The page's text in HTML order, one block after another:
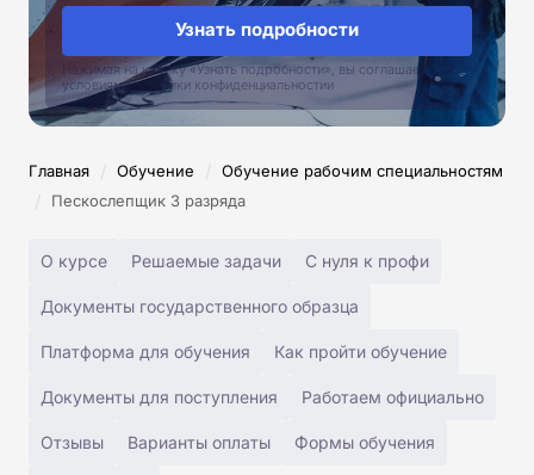
Узнать подробности
Нажимая на кнопку «Узнать подробности», вы соглашаетесь с
условиями политики конфиденциальностии
Главная / Обучение / Обучение рабочим специальностям
/ Пескослепщик 3 разряда
О курсе Решаемые задачи С нуля к профи
Документы государственного образца
Платформа для обучения Как пройти обучение
Документы для поступления Работаем официально
Отзывы Варианты оплаты Формы обучения